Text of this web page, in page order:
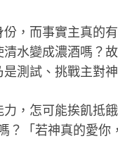
，而事實主真的
水變成濃酒嗎？
測試、挑戰主對
力，怎可能挨飢抵
「若神真的愛你